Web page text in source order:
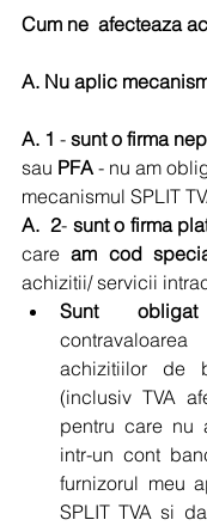
Cum ne  afecteaza
A. Nu aplic
A. 1 - sunt o firma
sau PFA - nu am
mecanismul SPLIT
A.  2- sunt o firma
care am cod
achizitii/ servicii
Sunt obligat
achizitiilor de
(inclusiv TVA
pentru care nu
intr-un cont
furnizorul meu
SPLIT TVA si